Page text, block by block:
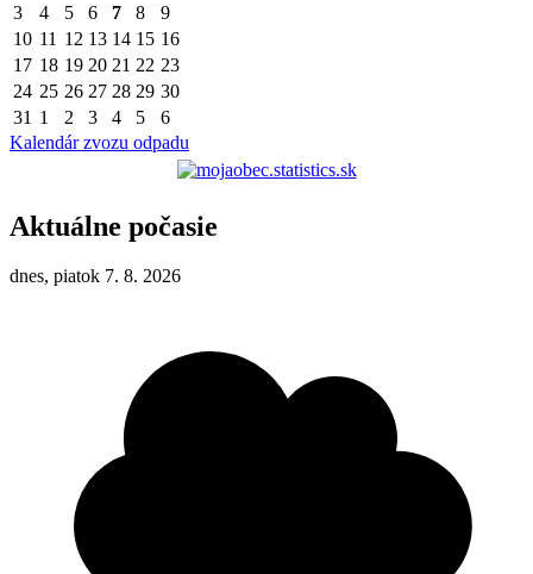
3
4 5 6 7 8
9
10 11 12 13 14 15 16
17 18 19 20 21 22 23
24 25 26 27 28 29 30
31 1 2 3 4 5
6
Kalendár zvozu odpadu
Aktuálne počasie
dnes, piatok 7. 8. 2026